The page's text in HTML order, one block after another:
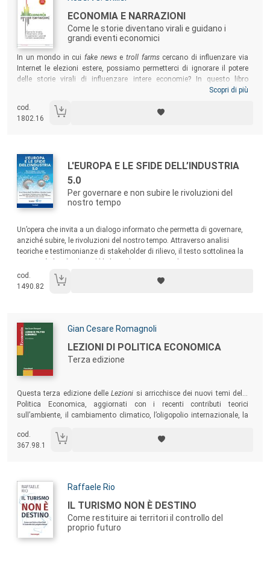
Titolo:
ECONOMIA E NARRAZIONI
Come le storie diventano virali e guidano i
grandi eventi economici
Sommario:
In un mondo in cuifake newse troll farms cercano di influenzare via
Internet le elezioni estere, possiamo permetterci di ignorare il potere
delle storie virali di influenzare intere economie? In questo libro
straordinario Robert Shiller – l’economista vincitore del premio Nobel e
2007) – propone una nuova visione dell’economia e dei cambiamenti
economici. Il libro è stato nominato “Libro dell’anno” sia dal
Scopri di più
cod.
1802.16
Autori:
Titolo:
L'EUROPA E LE SFIDE DELL’INDUSTRIA
5.0
Per governare e non subire le rivoluzioni del
nostro tempo
Un’opera che invita a un dialogo informato che permetta di governare,
anziché subire, le rivoluzioni del nostro tempo. Attraverso analisi
teoriche e testimonianze di stakeholder di rilievo, il testo sottolinea la
l’innovazione senza soffocarne il potenziale, sostenendo un modello di
sviluppo europeo umano-centrico.
cod.
1490.82
Autori:
Gian Cesare Romagnoli
Titolo:
LEZIONI DI POLITICA ECONOMICA
Terza edizione
Questa terza edizione delleLezioni si arricchisce dei nuovi temi della
Politica Economica, aggiornati con i recenti contributi teorici
sull’ambiente, il cambiamento climatico, l’oligopolio internazionale, la
l’intelligenza artificiale.
cod.
367.98.1
Autori:
Raffaele Rio
Titolo:
IL TURISMO NON È DESTINO
Come restituire ai territori il controllo del
proprio futuro